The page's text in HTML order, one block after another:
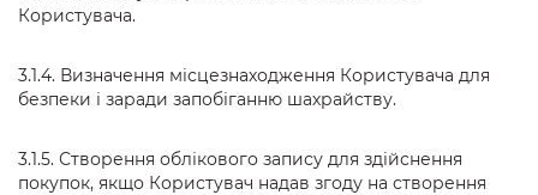
Користувача.
3.1.4. Визначення місцезнаходження Користувача для
безпеки і заради запобіганню шахрайству.
3.1.5. Створення облікового запису для здійснення
покупок, якщо Користувач надав згоду на створення